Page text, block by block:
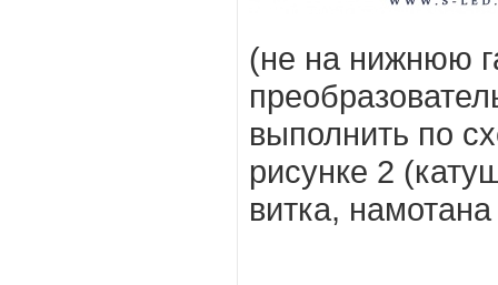
(не на нижнюю
выполнить по
рисунке 2
витка,